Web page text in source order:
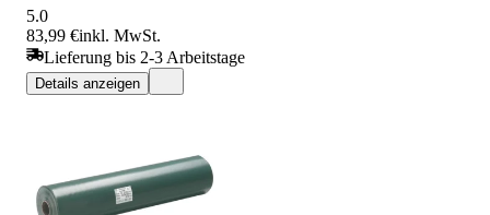
5.0
83,99 €inkl. MwSt.
Lieferung bis 2-3 Arbeitstage
Details anzeigen